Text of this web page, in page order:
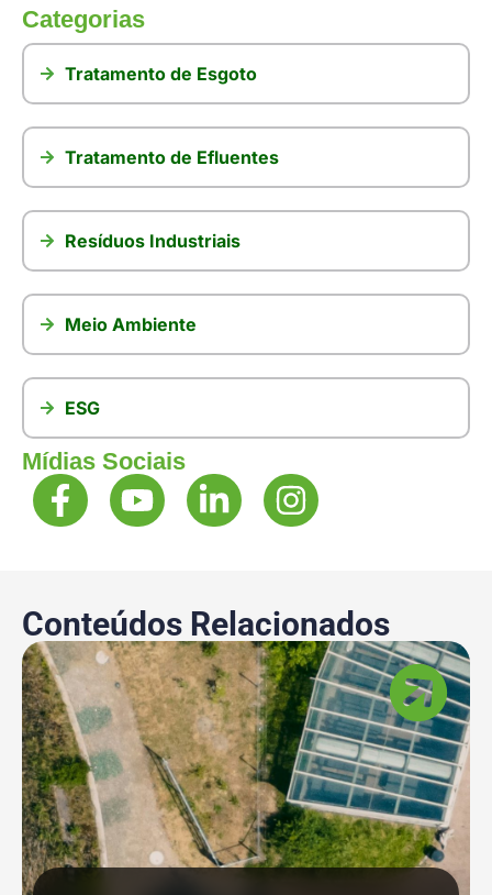
Categorias
Tratamento de Esgoto
Tratamento de Efluentes
Resíduos Industriais
Meio Ambiente
ESG
Mídias Sociais
Conteúdos Relacionados